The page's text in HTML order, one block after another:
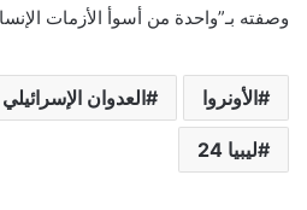
وصفته بـ”واحدة من أسوأ الأزمات
الأونروا العدوان الإسرائيلي
ليبيا 24